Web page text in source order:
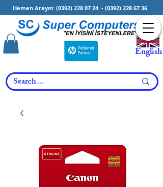
Hemen Arayın: (0392) 228 07 24 - (0392) 228 67 36
English